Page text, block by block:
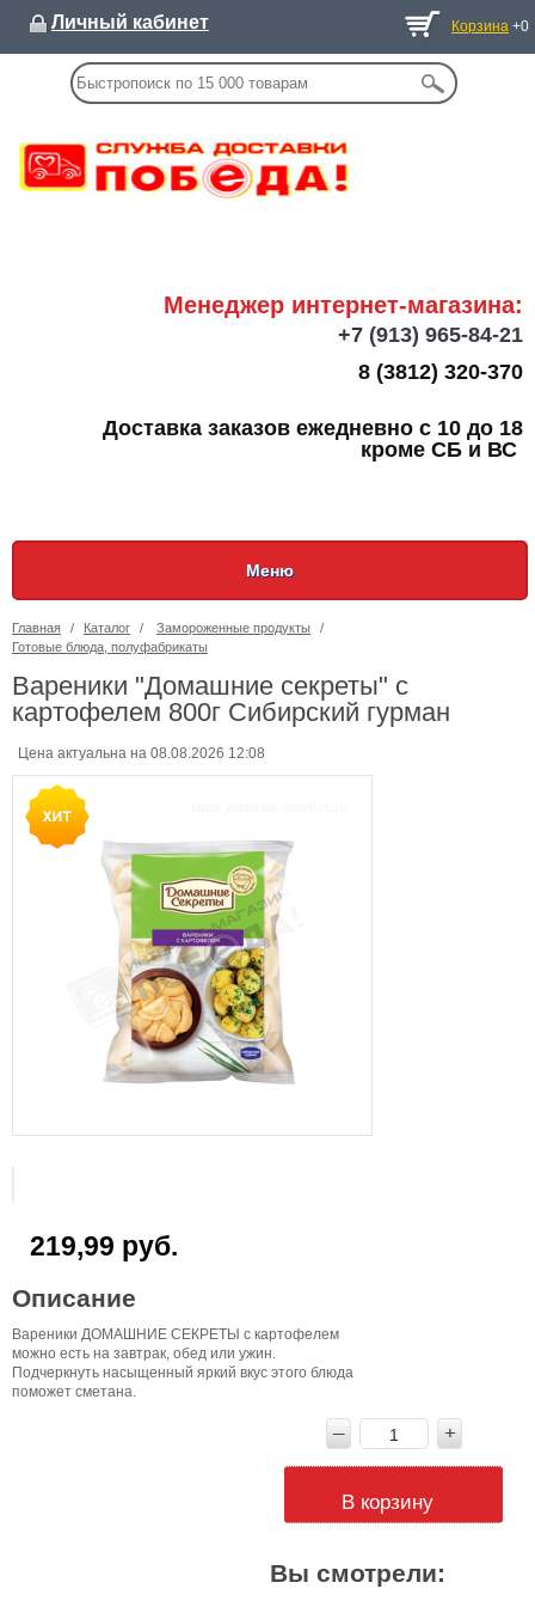
Личный кабинет Корзина +0
Менеджер интернет-магазина:
+7 (913) 965-84-21
8 (3812) 320-370
Доставка заказов ежедневно с 10 до 18
кроме СБ и ВС
Меню
Главная / Каталог / Замороженные продукты
/
Готовые блюда, полуфабрикаты
Вареники "Домашние секреты" с
картофелем 800г Сибирский гурман
Цена актуальна на 08.08.2026 12:08
219,99 руб.
Описание
Вареники ДОМАШНИЕ СЕКРЕТЫ с картофелем
можно есть на завтрак, обед или ужин.
Подчеркнуть насыщенный яркий вкус этого блюда
поможет сметана.
В корзину
Вы смотрели: